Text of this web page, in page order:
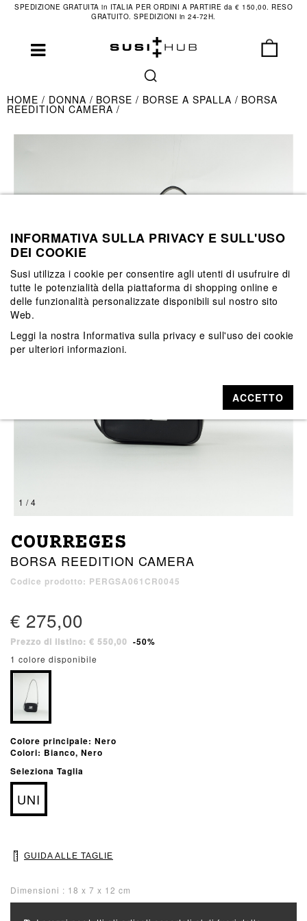
SPEDIZIONE GRATUITA in ITALIA PER ORDINI A PARTIRE da € 150,00. RESO
GRATUITO. SPEDIZIONI in 24-72H.
HOME DONNA BORSE BORSE A SPALLA BORSA
REEDITION CAMERA
1 / 4
COURREGES
BORSA REEDITION CAMERA
Codice prodotto: PERGSA061CR0045
€ 275,00
Prezzo di listino: € 550,00 -50%
1 colore disponibile
Colore principale: Nero
Colori: Bianco, Nero
Seleziona Taglia
UNI
GUIDA ALLE TAGLIE
Dimensioni : 18 x 7 x 12 cm
INFORMATIVA SULLA PRIVACY E SULL'USO
DEI COOKIE
Susi utilizza i cookie per consentire agli utenti di usufruire di
tutte le potenzialità della piattaforma di shopping online e
delle funzionalità personalizzate disponibili sul nostro sito
Web.
Leggi la nostra Informativa sulla privacy e sull'uso dei cookie
per ulteriori informazioni.
ACCETTO